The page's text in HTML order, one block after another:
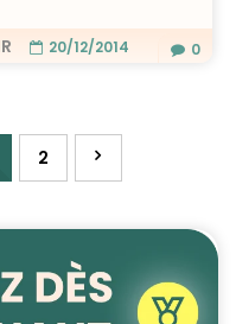
20/12/2014 0
2